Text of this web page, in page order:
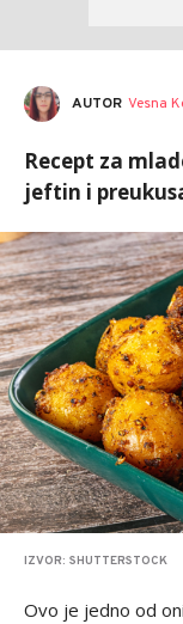
AUTOR Vesna
Recept za
jeftin i
IZVOR: SHUTTERSTOCK
Ovo je jedno od